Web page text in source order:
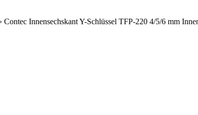
Contec Innensechskant Y-Schlüssel TFP-220 4/5/6 mm